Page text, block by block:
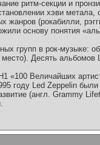
ритм-секции и
хэви
жанров (рокабилли,
основу понятия
групп в рок-
Десять альбомов
«100 Величайших
году Led Zeppelin
(англ. Grammy